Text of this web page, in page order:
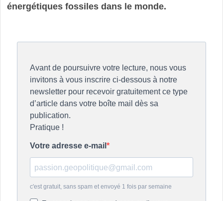
énergétiques fossiles dans le monde.